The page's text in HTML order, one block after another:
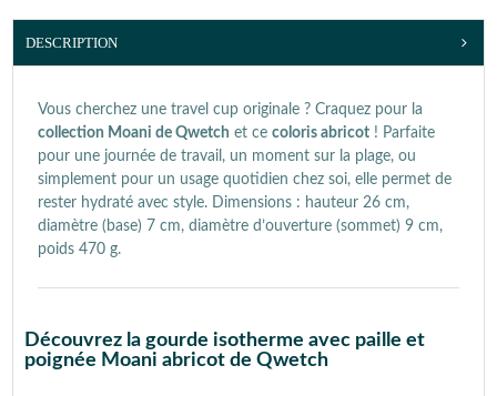
DESCRIPTION
Vous cherchez une travel cup originale ? Craquez pour la
collection Moani de Qwetch et ce coloris abricot ! Parfaite
pour une journée de travail, un moment sur la plage, ou
simplement pour un usage quotidien chez soi, elle permet de
rester hydraté avec style. Dimensions : hauteur 26 cm,
diamètre (base) 7 cm, diamètre d’ouverture (sommet) 9 cm,
poids 470 g.
Découvrez la gourde isotherme avec paille et
poignée Moani abricot de Qwetch